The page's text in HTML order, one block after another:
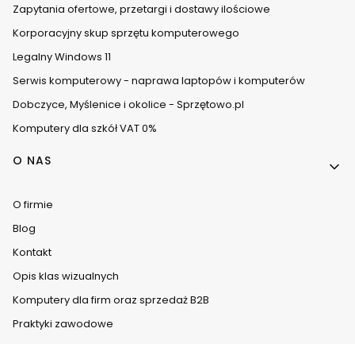
Zapytania ofertowe, przetargi i dostawy ilościowe
Korporacyjny skup sprzętu komputerowego
Legalny Windows 11
Serwis komputerowy - naprawa laptopów i komputerów
Dobczyce, Myślenice i okolice - Sprzętowo.pl
Komputery dla szkół VAT 0%
O NAS
O firmie
Blog
Kontakt
Opis klas wizualnych
Komputery dla firm oraz sprzedaż B2B
Praktyki zawodowe